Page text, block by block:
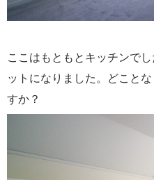
ここはもともとキッチンで
ットになりました。どこと
すか？